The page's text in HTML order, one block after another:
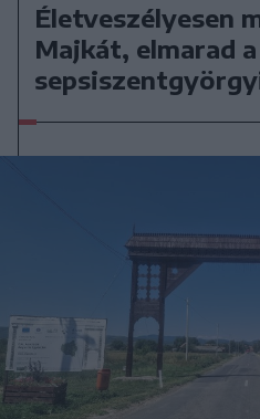
Életveszélyesen
Majkát, elmarad a